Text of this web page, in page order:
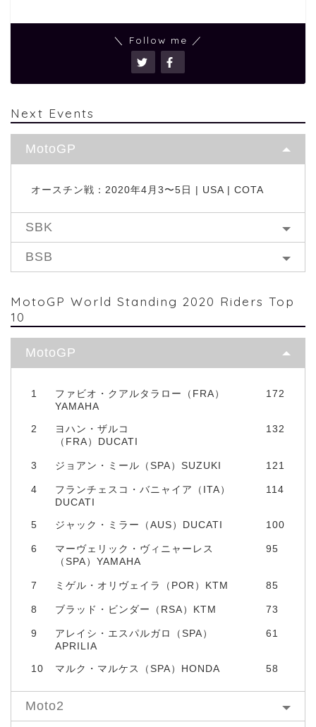
＼ Follow me ／
Next Events
MotoGP
オースチン戦：2020年4月3〜5日 | USA | COTA
SBK
BSB
MotoGP World Standing 2020 Riders Top
10
MotoGP
1
ファビオ・クアルタラロー（FRA）
YAMAHA
172
2
ヨハン・ザルコ
（FRA）DUCATI
132
3 ジョアン・ミール（SPA）SUZUKI 121
4
フランチェスコ・バニャイア（ITA）
DUCATI
114
5 ジャック・ミラー（AUS）DUCATI 100
6
マーヴェリック・ヴィニャーレス
（SPA）YAMAHA
95
7 ミゲル・オリヴェイラ（POR）KTM 85
8 ブラッド・ビンダー（RSA）KTM 73
9
アレイシ・エスパルガロ（SPA）
APRILIA
61
10 マルク・マルケス（SPA）HONDA 58
Moto2